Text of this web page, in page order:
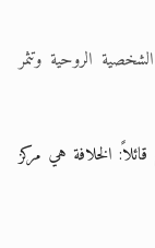
الروحية وتثمر
الخلافة هي مركز